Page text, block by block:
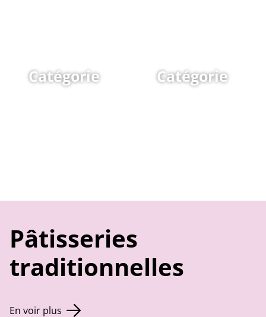
Catégorie Catégorie
Pâtisseries
traditionnelles
En voir plus